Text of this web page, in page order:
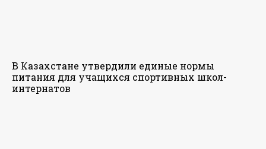
В Казахстане утвердили единые нормы
питания для учащихся спортивных школ-
интернатов